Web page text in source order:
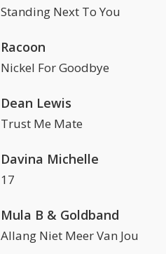
Standing Next To You
Racoon
Nickel For Goodbye
Dean Lewis
Trust Me Mate
Davina Michelle
17
Mula B & Goldband
Allang Niet Meer Van Jou